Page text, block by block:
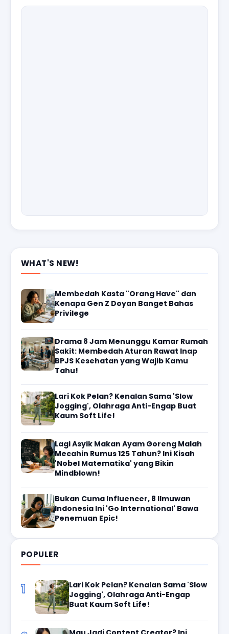
WHAT'S NEW!
Membedah Kasta "Orang Have" dan
Kenapa Gen Z Doyan Banget Bahas
Privilege
Drama 8 Jam Menunggu Kamar Rumah
Sakit: Membedah Aturan Rawat Inap
BPJS Kesehatan yang Wajib Kamu
Tahu!
Lari Kok Pelan? Kenalan Sama 'Slow
Jogging', Olahraga Anti-Engap Buat
Kaum Soft Life!
Lagi Asyik Makan Ayam Goreng Malah
Mecahin Rumus 125 Tahun? Ini Kisah
'Nobel Matematika' yang Bikin
Mindblown!
Bukan Cuma Influencer, 8 Ilmuwan
Indonesia Ini 'Go International' Bawa
Penemuan Epic!
POPULER
1
Lari Kok Pelan? Kenalan Sama 'Slow
Jogging', Olahraga Anti-Engap
Buat Kaum Soft Life!